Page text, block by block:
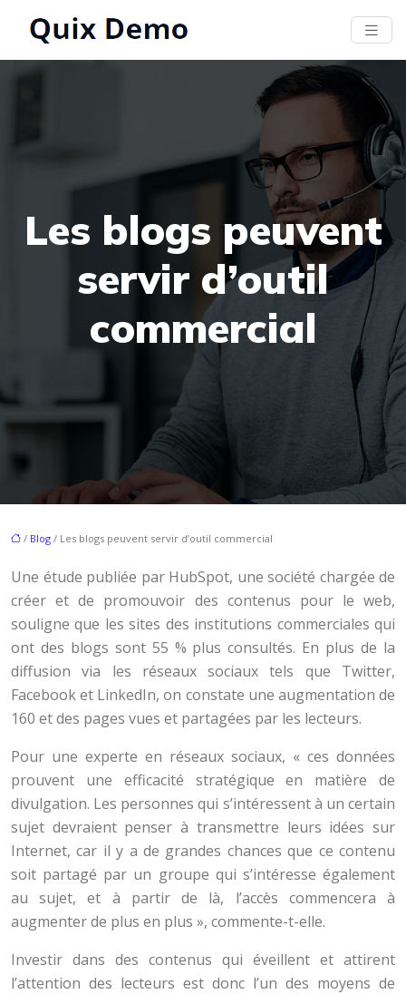
Les blogs peuvent
servir d’outil
commercial
/ Blog / Les blogs peuvent servir d’outil commercial
Une étude publiée par HubSpot, une société chargée de
créer et de promouvoir des contenus pour le web,
souligne que les sites des institutions commerciales qui
ont des blogs sont 55 % plus consultés. En plus de la
diffusion via les réseaux sociaux tels que Twitter,
Facebook et LinkedIn, on constate une augmentation de
160 et des pages vues et partagées par les lecteurs.
Pour une experte en réseaux sociaux, « ces données
prouvent une efficacité stratégique en matière de
divulgation. Les personnes qui s’intéressent à un certain
sujet devraient penser à transmettre leurs idées sur
Internet, car il y a de grandes chances que ce contenu
soit partagé par un groupe qui s’intéresse également
au sujet, et à partir de là, l’accès commencera à
augmenter de plus en plus », commente-t-elle.
Investir dans des contenus qui éveillent et attirent
l’attention des lecteurs est donc l’un des moyens de